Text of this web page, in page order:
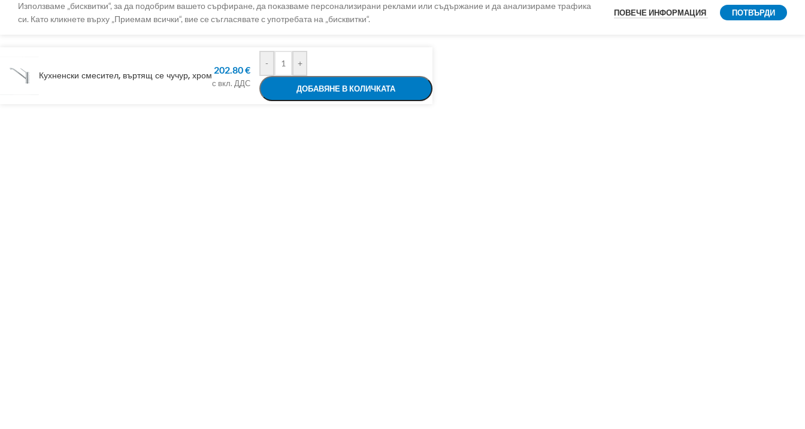
Използваме „бисквитки“, за да подобрим вашето сърфиране, да показваме персонализирани реклами или съдържание и да анализираме трафика
си. Като кликнете върху „Приемам всички“, вие се съгласявате с употребата на „бисквитки“.
ПОВЕЧЕ ИНФОРМАЦИЯ ПОТВЪРДИ
Кухненски смесител, въртящ се чучур, хром 202.80€
с вкл. ДДС
- +
ДОБАВЯНЕ В КОЛИЧКАТА